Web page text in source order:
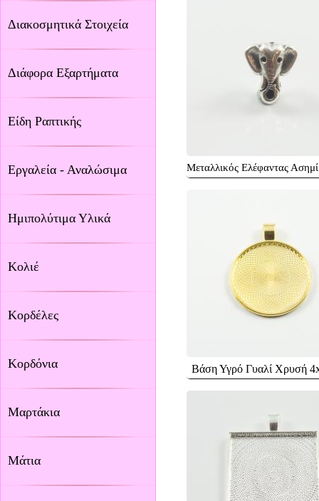
Διακοσμητικά Στοιχεία
Διάφορα Εξαρτήματα
Είδη Ραπτικής
Εργαλεία - Αναλώσιμα
Ημιπολύτιμα Υλικά
Κολιέ
Κορδέλες
Κορδόνια
Μαρτάκια
Μάτια
Μεταλλικός Ελέφαντας
Βάση Υγρό Γυαλί Χρυσή